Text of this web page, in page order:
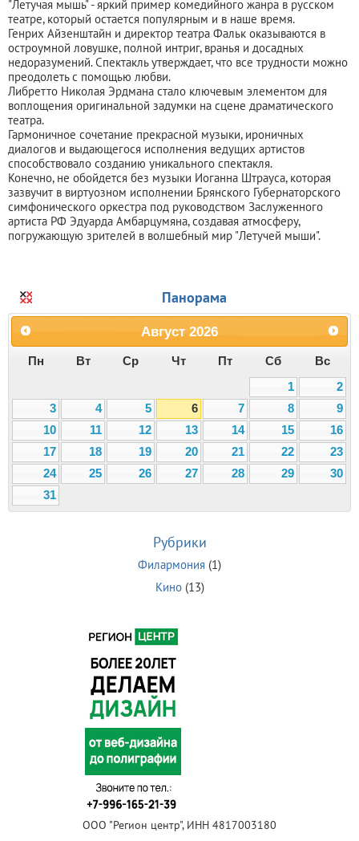
"Летучая мышь" - яркий пример комедийного жанра в русском
театре, который остается популярным и в наше время.
Генрих Айзенштайн и директор театра Фальк оказываются в
остроумной ловушке, полной интриг, вранья и досадных
недоразумений. Спектакль утверждает, что все трудности можно
преодолеть с помощью любви.
Либретто Николая Эрдмана стало ключевым элементом для
воплощения оригинальной задумки на сцене драматического
театра.
Гармоничное сочетание прекрасной музыки, ироничных
диалогов и выдающегося исполнения ведущих артистов
способствовало созданию уникального спектакля.
Конечно, не обойдется без музыки Иоганна Штрауса, которая
зазвучит в виртуозном исполнении Брянского Губернаторского
симфонического оркестра под руководством Заслуженного
артиста РФ Эдуарда Амбарцумяна, создавая атмосферу,
погружающую зрителей в волшебный мир "Летучей мыши".
Панорама
Август 2026
Пн Вт Ср Чт Пт Сб
Вс
1
2
3
4 5 6 7 8
9
10
11 12 13 14 15
16
17
18 19 20 21 22
23
24
25 26 27 28 29
30
31
Рубрики
Филармония (1)
Кино(13)
ООО "Регион центр", ИНН 4817003180